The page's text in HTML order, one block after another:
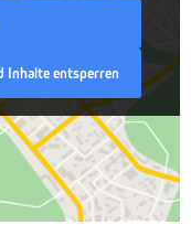
Inhalte entsperren